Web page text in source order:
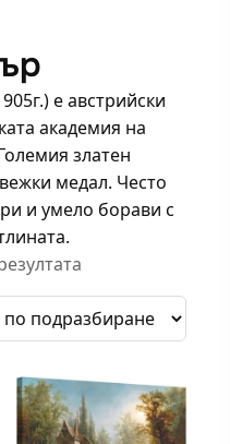
е австрийски
академия на
златен
медал. Често
и умело борави с